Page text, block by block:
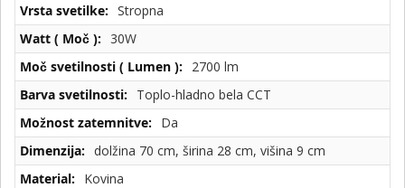
Stropna
30W
2700 lm
Toplo-hladno bela CCT
Da
dolžina 70 cm, širina 28 cm, višina 9 cm
Kovina